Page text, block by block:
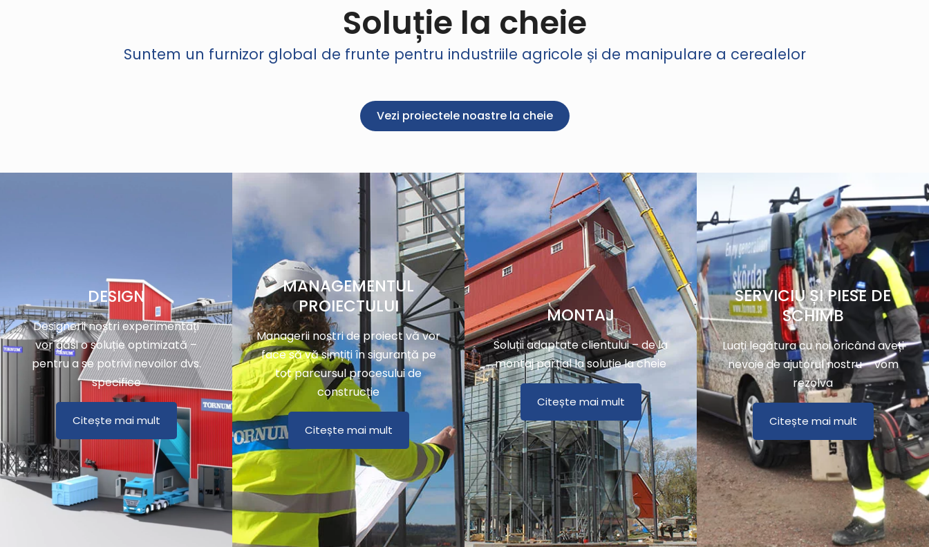
Soluție la cheie
Suntem un furnizor global de frunte pentru industriile agricole și de manipulare a cerealelor
Vezi proiectele noastre la cheie
DESIGN
Designerii noștri experimentați
vor găsi o soluție optimizată –
pentru a se potrivi nevoilor dvs.
specifice
Citește mai mult
MANAGEMENTUL
PROIECTULUI
Managerii noștri de proiect vă vor
face să vă simțiți în siguranță pe
tot parcursul procesului de
construcție
Citește mai mult
MONTAJ
Soluții adaptate clientului – de la
montaj parțial la soluție la cheie
Citește mai mult
SERVICIU ȘI PIESE DE
SCHIMB
Luați legătura cu noi oricând aveți
nevoie de ajutorul nostru – vom
rezolva
Citește mai mult